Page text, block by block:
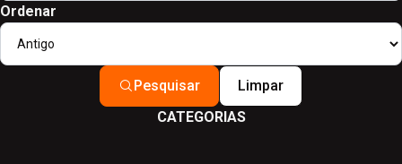
Ordenar
Pesquisar
Limpar
CATEGORIAS